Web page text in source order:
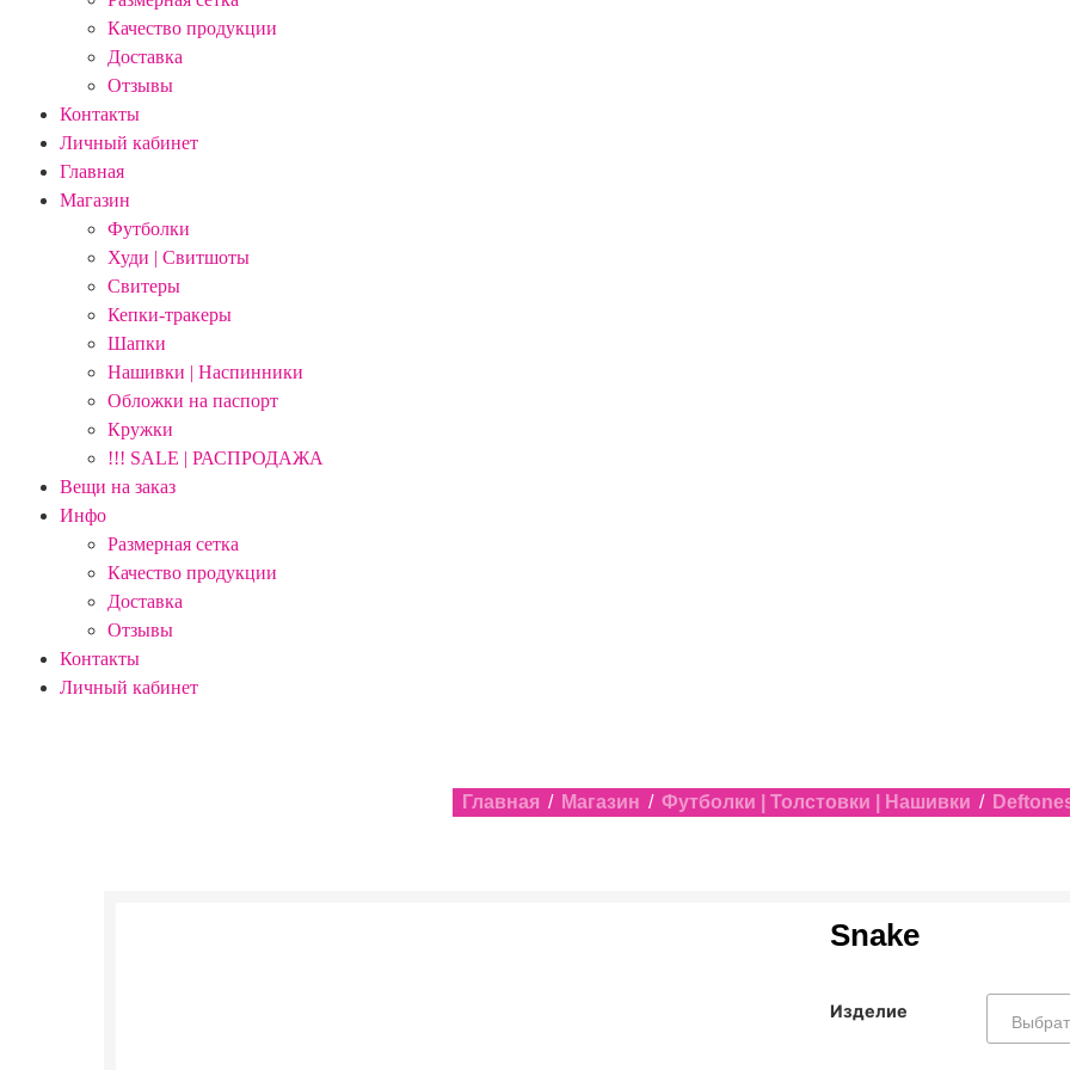
Качество продукции
Доставка
Отзывы
Контакты
Личный кабинет
Главная
Магазин
Футболки
Худи | Свитшоты
Свитеры
Кепки-тракеры
Шапки
Нашивки | Наспинники
Обложки на паспорт
Кружки
!!! SALE | РАСПРОДАЖА
Вещи на заказ
Инфо
Размерная сетка
Качество продукции
Доставка
Отзывы
Контакты
Личный кабинет
Главная / Магазин / Футболки | Толстовки | Нашивки /
Snake
Изделие